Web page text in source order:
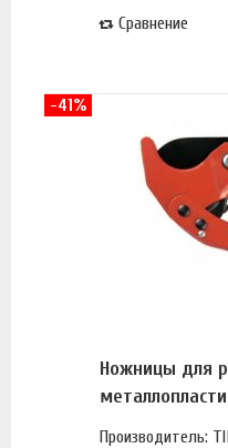
Сравнение
Ножницы для
Производитель:
-41%